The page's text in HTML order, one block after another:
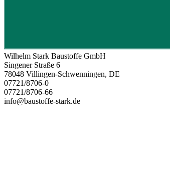
Wilhelm Stark Baustoffe GmbH
Singener Straße 6
78048 Villingen-Schwenningen, DE
07721/8706-0
07721/8706-66
info@baustoffe-stark.de